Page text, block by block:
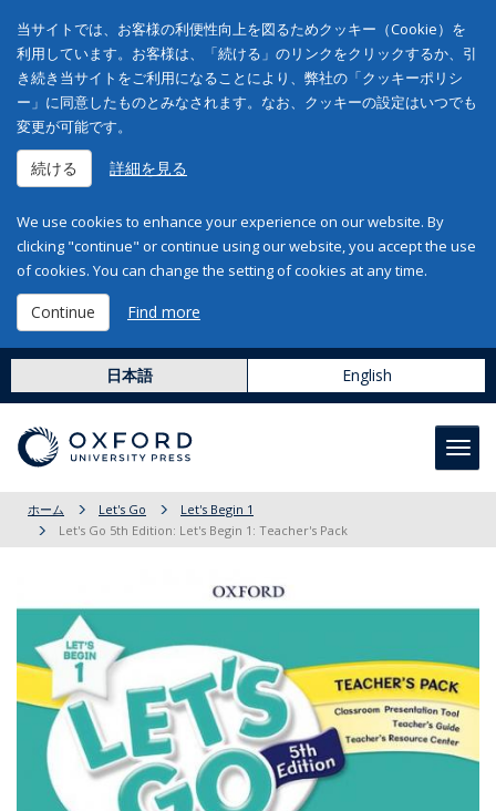
当サイトでは、お客様の利便性向上を図るためクッキー（Cookie）を
利用しています。お客様は、「続ける」のリンクをクリックするか、引
き続き当サイトをご利用になることにより、弊社の「クッキーポリシ
ー」に同意したものとみなされます。なお、クッキーの設定はいつでも
変更が可能です。
続ける 詳細を見る
We use cookies to enhance your experience on our website. By
clicking "continue" or continue using our website, you accept the use
of cookies. You can change the setting of cookies at any time.
Continue Find more
日本語 English
ホーム Let's Go
Let's Begin 1
Let's Go 5th Edition: Let's Begin 1: Teacher's Pack